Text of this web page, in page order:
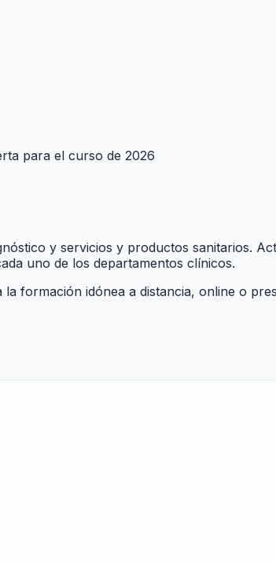
para el curso de 2026
y servicios y productos sanitarios.
uno de los departamentos clínicos.
formación idónea a distancia, online o